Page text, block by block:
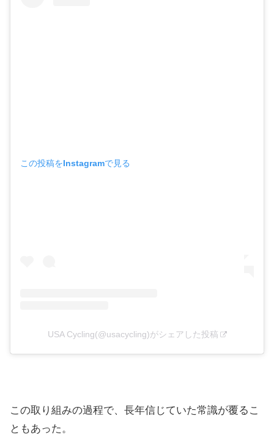
この投稿をInstagramで見る
USA Cycling(@usacycling)がシェアした投稿
この取り組みの過程で、長年信じていた常識が覆るこ
ともあった。